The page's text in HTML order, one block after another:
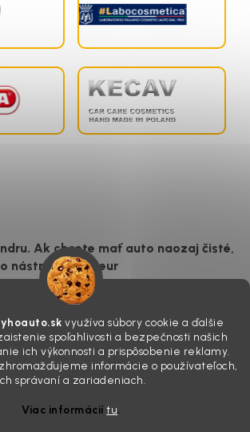
využíva súbory cookie a ďalšie
spoľahlivosti a bezpečnosti našich
ich výkonnosti a prispôsobenie reklamy.
informácie o používateľoch,
správaní a zariadeniach.
Viac informáciítu.
Ak chcete mať auto naozaj čisté,
nástroj za pár eur
pri pohľade na palubnú dosku vás ide poraziť. V
okolo tlačidiel a v švíkoch sedačiek na vás stále
ani vysávač tam jednodu...
stáť výplatu: 5 kúskov autokozmetiky,